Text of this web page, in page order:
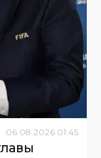
06.08.2026 01:45